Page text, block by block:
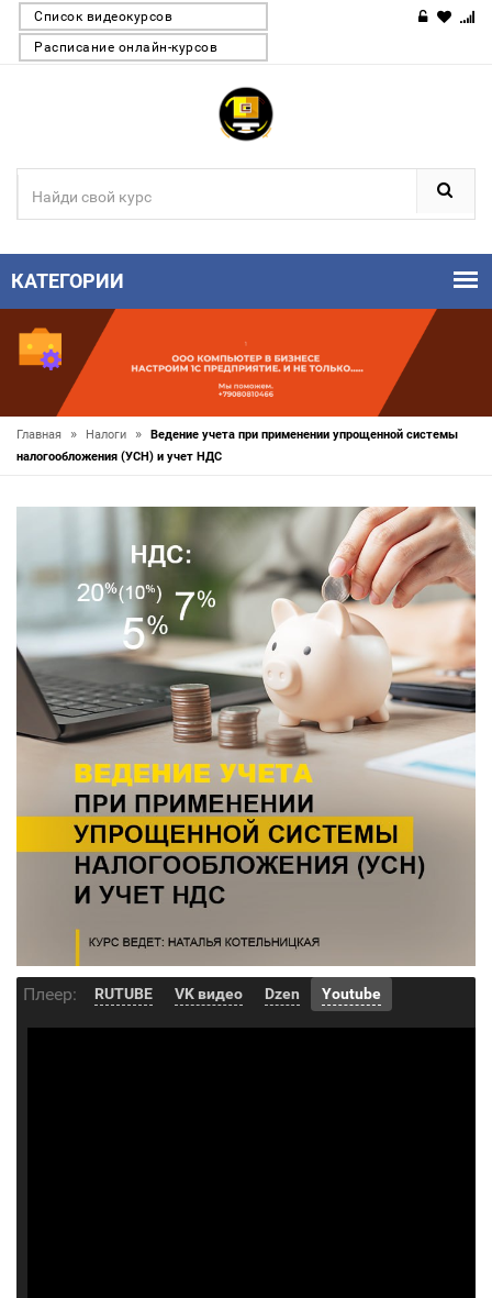
Список видеокурсов
Расписание онлайн-курсов
КАТЕГОРИИ
Главная » Налоги »
Ведение учета при применении упрощенной системы
налогообложения (УСН) и учет НДС
Плеер: RUTUBE VK видео Dzen Youtube